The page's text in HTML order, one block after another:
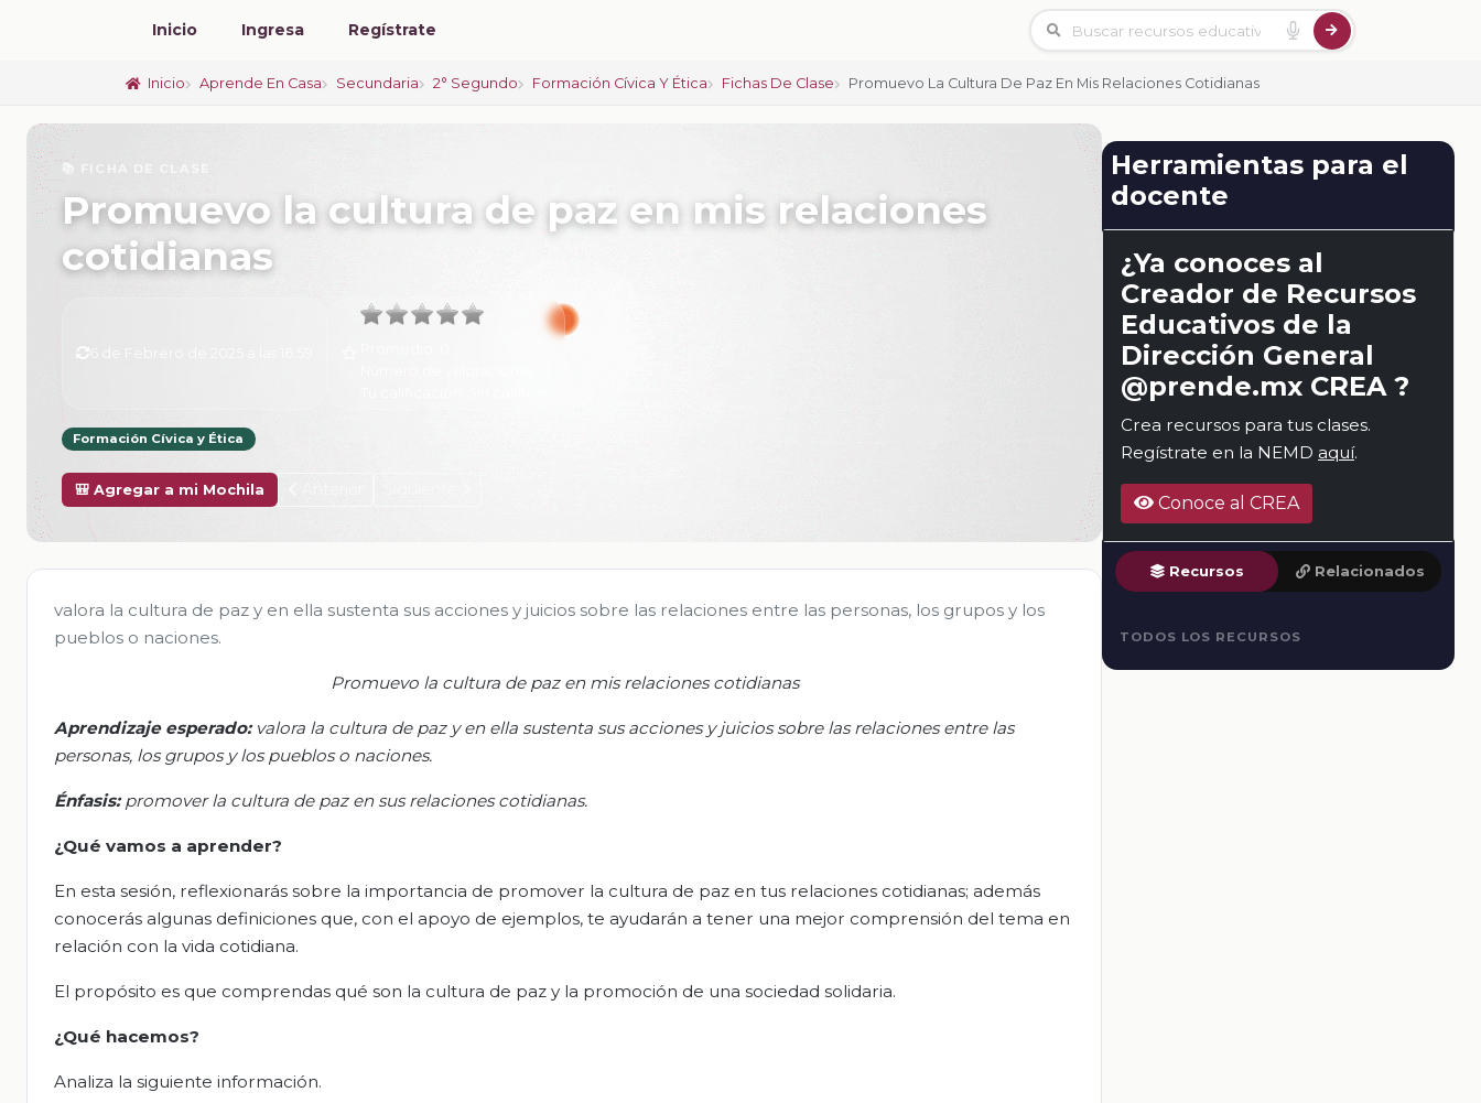
Inicio Ingresa Regístrate
Inicio Aprende En Casa Secundaria 2° Segundo Formación Cívica Y Ética Fichas De Clase Promuevo La Cultura De Paz En Mis Relaciones Cotidianas
📚 FICHA DE CLASE
Promuevo la cultura de paz en mis relaciones
cotidianas
Formación Cívica y Ética
🎒 Agregar a mi Mochila
valora la cultura de paz y en ella sustenta sus acciones y juicios sobre las relaciones entre las personas, los grupos y los
pueblos o naciones.
Promuevo la cultura de paz en mis relaciones cotidianas
Aprendizaje esperado: valora la cultura de paz y en ella sustenta sus acciones y juicios sobre las relaciones entre las
personas, los grupos y los pueblos o naciones.
Énfasis: promover la cultura de paz en sus relaciones cotidianas.
¿Qué vamos a aprender?
En esta sesión, reflexionarás sobre la importancia de promover la cultura de paz en tus relaciones cotidianas; además
conocerás algunas definiciones que, con el apoyo de ejemplos, te ayudarán a tener una mejor comprensión del tema en
relación con la vida cotidiana.
El propósito es que comprendas qué son la cultura de paz y la promoción de una sociedad solidaria.
¿Qué hacemos?
Analiza la siguiente información.
Herramientas para el
docente
¿Ya conoces al
Creador de Recursos
Educativos de la
Dirección General
@prende.mx CREA ?
Crea recursos para tus clases.
Regístrate en la NEMD aquí.
Conoce al CREA
Recursos Relacionados
TODOS LOS RECURSOS